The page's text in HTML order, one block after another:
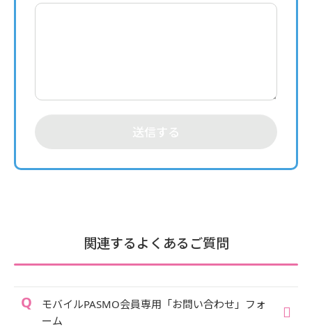
送信する
関連するよくあるご質問
モバイルPASMO会員専用「お問い合わせ」フォ
ーム